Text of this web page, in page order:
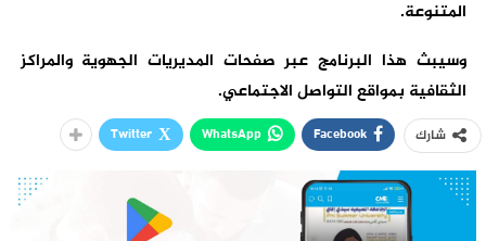
المتنوعة.
وسيبث هذا البرنامج عبر صفحات المديريات الجهوية والمراكز
الثقافية بمواقع التواصل الاجتماعي.
شارك Facebook
WhatsApp
Twitter